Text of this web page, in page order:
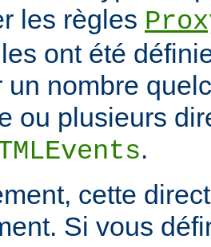
les règles
ont été
un nombre
ou plusieurs
.
cette
Si vous